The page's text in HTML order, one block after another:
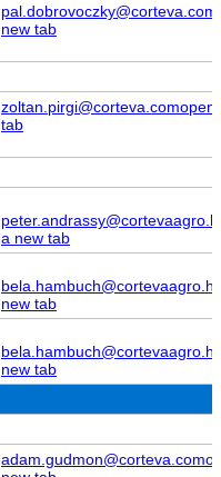
pal.dobrovoczky@corteva.com
new tab
zoltan.pirgi@corteva.com
tab
a new tab
new tab
new tab
adam.gudmon@corteva.com